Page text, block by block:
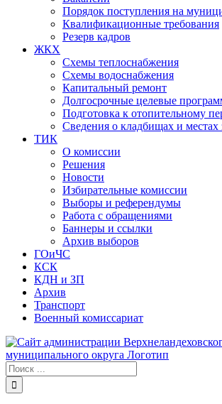
Порядок поступления на
Квалификационные требования
Резерв кадров
ЖКХ
Схемы теплоснабжения
Схемы водоснабжения
Капитальный ремонт
Долгосрочные целевые
Подготовка к отопительному
Сведения о кладбищах и местах
ТИК
О комиссии
Решения
Новости
Избирательные комиссии
Выборы и референдумы
Работа с обращениями
Баннеры и ссылки
Архив выборов
ГОиЧС
КСК
КДН и ЗП
Архив
Транспорт
Военный комиссариат
Результат
поиска: